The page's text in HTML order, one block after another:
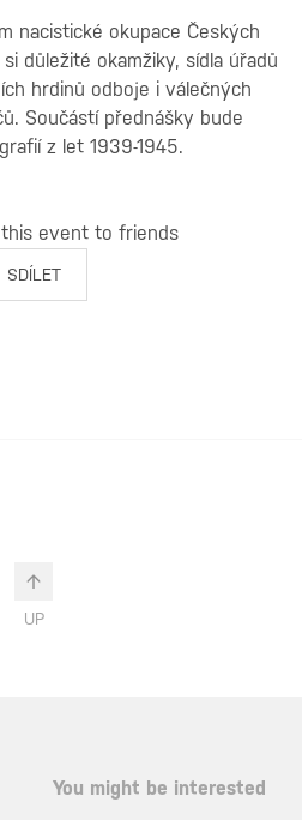
nacistické okupace Českých
důležité okamžiky, sídla úřadů
hrdinů odboje i válečných
Součástí přednášky bude
z let 1939-1945.
this event to friends
SDÍLET
UP
You might be interested